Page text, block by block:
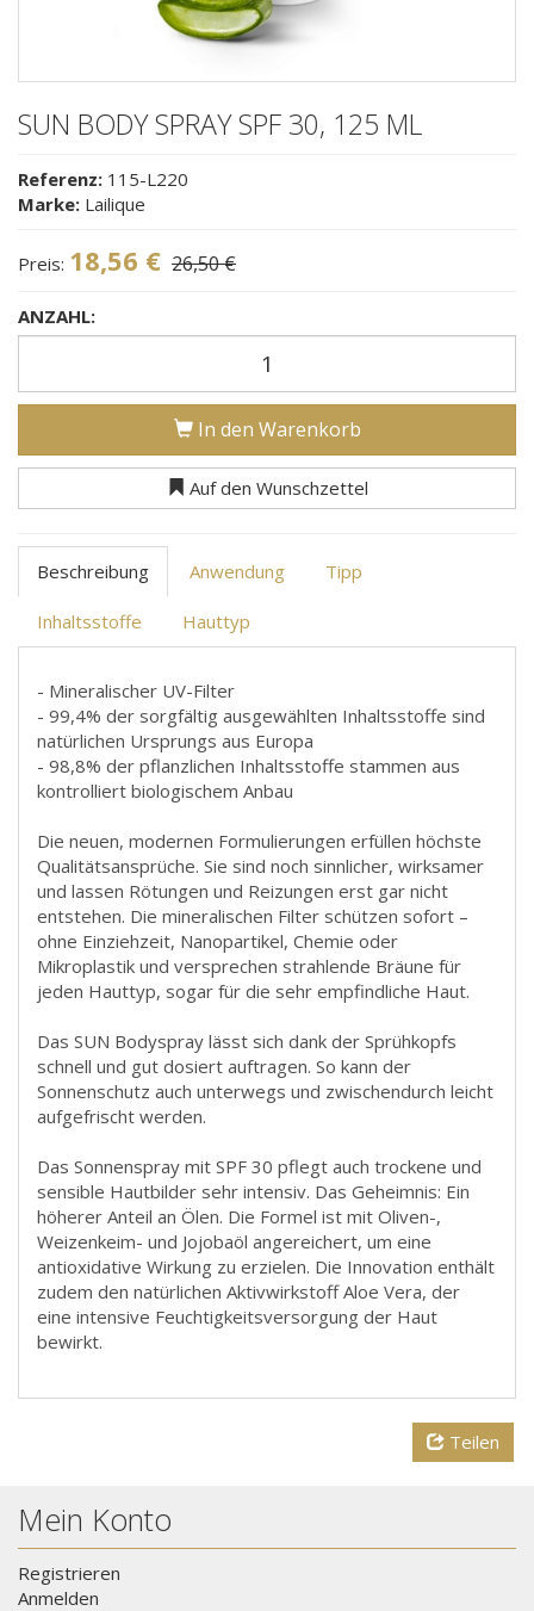
SUN BODY SPRAY SPF 30, 125 ML
Referenz: 115-L220
Marke: Lailique
Preis: 18,56 € 26,50 €
ANZAHL:
In den Warenkorb
Auf den Wunschzettel
Beschreibung Anwendung Tipp
Inhaltsstoffe Hauttyp
- Mineralischer UV-Filter
- 99,4% der sorgfältig ausgewählten Inhaltsstoffe sind
natürlichen Ursprungs aus Europa
- 98,8% der pflanzlichen Inhaltsstoffe stammen aus
kontrolliert biologischem Anbau
Die neuen, modernen Formulierungen erfüllen höchste
Qualitätsansprüche. Sie sind noch sinnlicher, wirksamer
und lassen Rötungen und Reizungen erst gar nicht
entstehen. Die mineralischen Filter schützen sofort –
ohne Einziehzeit, Nanopartikel, Chemie oder
Mikroplastik und versprechen strahlende Bräune für
jeden Hauttyp, sogar für die sehr empfindliche Haut.
Das SUN Bodyspray lässt sich dank der Sprühkopfs
schnell und gut dosiert auftragen. So kann der
Sonnenschutz auch unterwegs und zwischendurch leicht
aufgefrischt werden.
Das Sonnenspray mit SPF 30 pflegt auch trockene und
sensible Hautbilder sehr intensiv. Das Geheimnis: Ein
höherer Anteil an Ölen. Die Formel ist mit Oliven-,
Weizenkeim- und Jojobaöl angereichert, um eine
antioxidative Wirkung zu erzielen. Die Innovation enthält
zudem den natürlichen Aktivwirkstoff Aloe Vera, der
eine intensive Feuchtigkeitsversorgung der Haut
bewirkt.
Teilen
Mein Konto
Registrieren
Anmelden